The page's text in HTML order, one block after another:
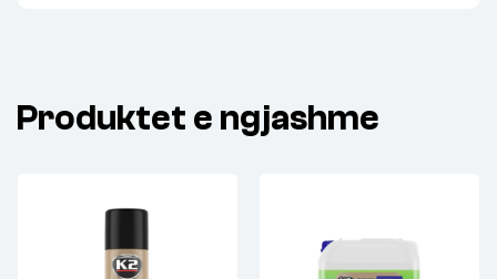
Produktet e ngjashme